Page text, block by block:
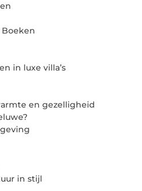
Boeken
in luxe villa’s
en gezelligheid
in stijl